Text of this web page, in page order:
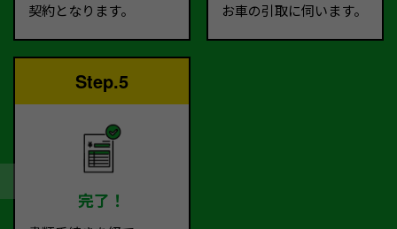
契約となります。
お車の引取に伺います。
Step.5
完了！